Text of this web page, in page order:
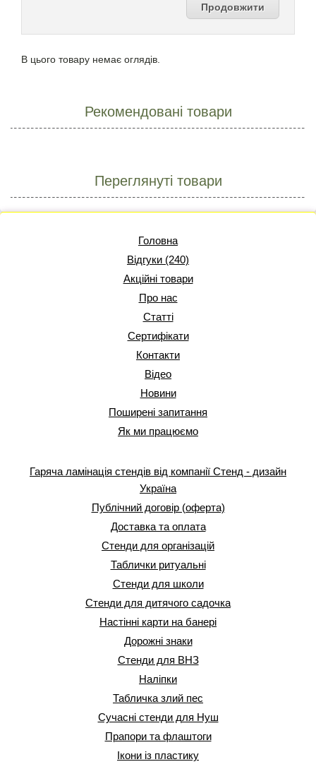
Продовжити
В цього товару немає оглядів.
Рекомендовані товари
Переглянуті товари
Головна
Відгуки (240)
Акційні товари
Про нас
Статті
Сертифікати
Контакти
Відео
Новини
Поширені запитання
Як ми працюємо
Гаряча ламінація стендів від компанії Стенд - дизайн
Україна
Публічний договір (оферта)
Доставка та оплата
Стенди для організацій
Таблички ритуальні
Стенди для школи
Стенди для дитячого садочка
Настінні карти на банері
Дорожні знаки
Стенди для ВНЗ
Наліпки
Табличка злий пес
Сучасні стенди для Нуш
Прапори та флаштоги
Ікони із пластику